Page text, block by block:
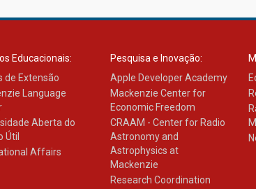
Educacionais:
de Extensão
Language
Aberta do
Útil
Affairs
Pesquisa e Inovação:
Apple Developer Academy
Mackenzie Center for
Economic Freedom
CRAAM - Center for Radio
Astronomy and
Astrophysics at
Mackenzie
Research Coordination